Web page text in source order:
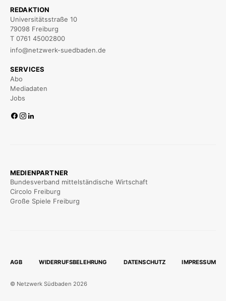
REDAKTION
Universitätsstraße 10
79098 Freiburg
T 0761 45002800
info@netzwerk-suedbaden.de
SERVICES
Abo
Mediadaten
Jobs
MEDIENPARTNER
Bundesverband mittelständische Wirtschaft
Circolo Freiburg
Große Spiele Freiburg
AGB WIDERRUFSBELEHRUNG DATENSCHUTZ IMPRESSUM
© Netzwerk Südbaden 2026